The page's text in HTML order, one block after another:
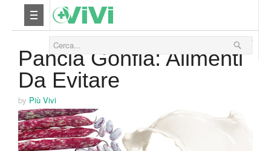
25 Agosto 2015
Pancia Gonfia: Alimenti
Da Evitare
by Più Vivi